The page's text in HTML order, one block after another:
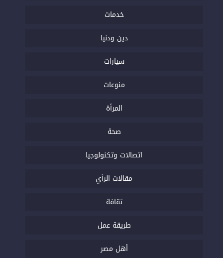
خدمات
دين ودنيا
سيارات
منوعات
المرأة
صحة
اتصالات وتكنولوجيا
مقالات الرأي
ثقافة
طريقة عمل
أهل مصر